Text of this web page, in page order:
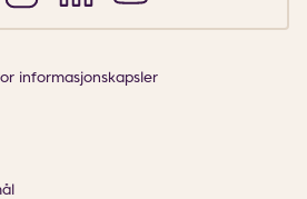
informasjonskapsler